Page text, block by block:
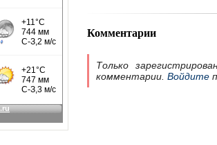
Комментарии
Только
комментарии. Войдите